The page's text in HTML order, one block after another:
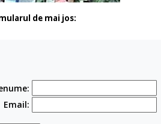
de mai jos:
Email: